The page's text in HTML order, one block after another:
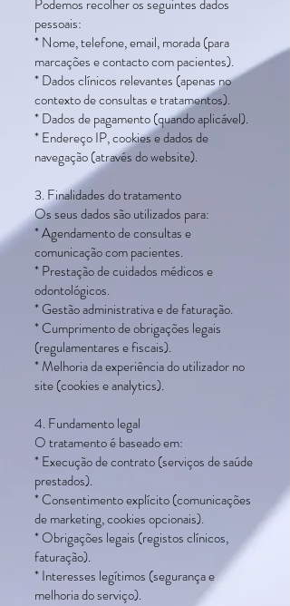
Podemos recolher os seguintes dados
pessoais:
* Nome, telefone, email, morada (para
marcações e contacto com pacientes).
* Dados clínicos relevantes (apenas no
contexto de consultas e tratamentos).
* Dados de pagamento (quando aplicável).
* Endereço IP, cookies e dados de
navegação (através do website).
3. Finalidades do tratamento
Os seus dados são utilizados para:
* Agendamento de consultas e
comunicação com pacientes.
* Prestação de cuidados médicos e
odontológicos.
* Gestão administrativa e de faturação.
* Cumprimento de obrigações legais
(regulamentares e fiscais).
* Melhoria da experiência do utilizador no
site (cookies e analytics).
4. Fundamento legal
O tratamento é baseado em:
* Execução de contrato (serviços de saúde
prestados).
* Consentimento explícito (comunicações
de marketing, cookies opcionais).
* Obrigações legais (registos clínicos,
faturação).
* Interesses legítimos (segurança e
melhoria do serviço).